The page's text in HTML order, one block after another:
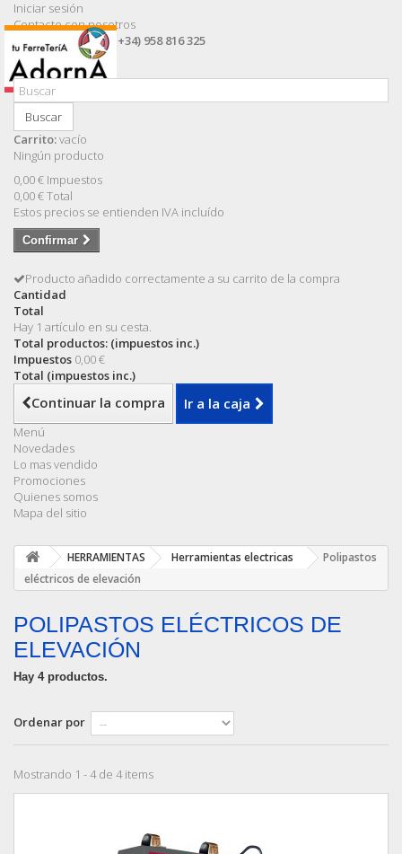
Iniciar sesión
Contacte con nosotros
Llámanos ahora: (+34) 958 816 325
Buscar
Carrito:vacío
Ningún producto
0,00 € Impuestos
0,00 €Total
Estos precios se entienden IVA incluído
Confirmar
Producto añadido correctamente a su carrito de la compra
Cantidad
Total
Hay 1 artículo en su cesta.
Total productos: (impuestos inc.)
Impuestos 0,00 €
Total (impuestos inc.)
Continuar la compra Ir a la caja
Menú
Novedades
Lo mas vendido
Promociones
Quienes somos
Mapa del sitio
HERRAMIENTAS Herramientas electricas
Polipastos
eléctricos de elevación
POLIPASTOS ELÉCTRICOS DE
ELEVACIÓN
Hay 4 productos.
Ordenar por
Mostrando 1 - 4 de 4 items